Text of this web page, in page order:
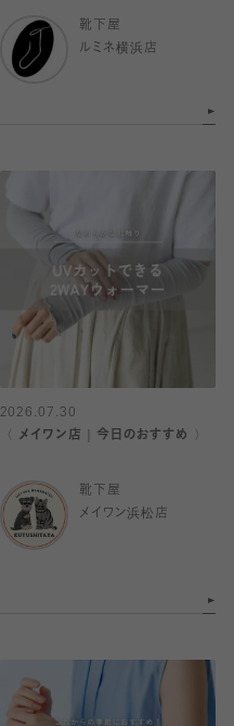
靴下屋
ルミネ横浜店
2026.07.30
〈 メイワン店｜今日のおすすめ 〉
靴下屋
メイワン浜松店